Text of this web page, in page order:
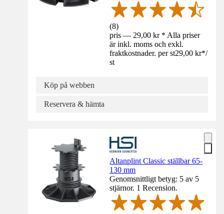
(8)
pris — 29,00 kr * Alla priser
är inkl. moms och exkl.
fraktkostnader. per st29,00 kr*/
st
Köp på webben
Reservera & hämta
Altanplint Classic ställbar 65-
130 mm
Genomsnittligt betyg: 5 av 5
stjärnor. 1 Recension.